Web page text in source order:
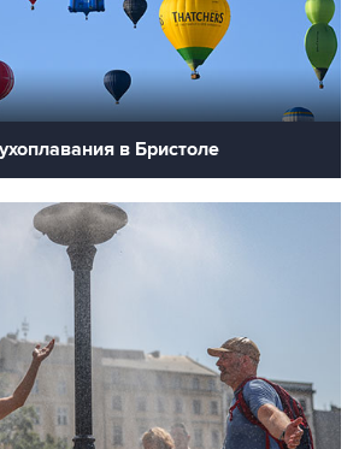
в Бристоле